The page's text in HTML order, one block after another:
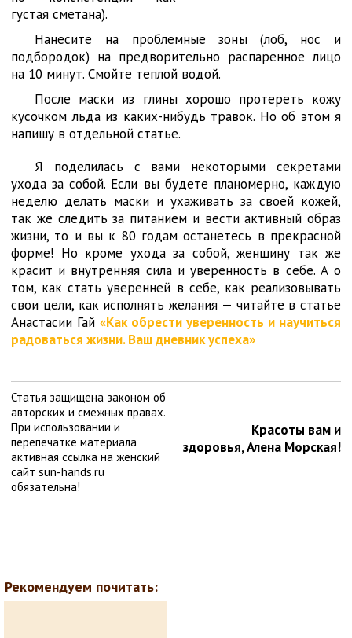
густая сметана).
Нанесите на проблемные зоны (лоб, нос и
подбородок) на предворительно распаренное лицо
на 10 минут. Смойте теплой водой.
После маски из глины хорошо протереть кожу
кусочком льда из каких-нибудь травок. Но об этом я
напишу в отдельной статье.
Я поделилась с вами некоторыми секретами
ухода за собой. Если вы будете планомерно, каждую
неделю делать маски и ухаживать за своей кожей,
так же следить за питанием и вести активный образ
жизни, то и вы к 80 годам останетесь в прекрасной
форме! Но кроме ухода за собой, женщину так же
красит и внутренняя сила и уверенность в себе. А о
том, как стать уверенней в себе, как реализовывать
свои цели, как исполнять желания — читайте в статье
Анастасии Гай «Как обрести уверенность и научиться
радоваться жизни. Ваш дневник успеха»
Статья защищена законом об
авторских и смежных правах.
При использовании и
перепечатке материала
активная ссылка на женский
сайт sun-hands.ru
обязательна!
Красоты вам и
здоровья, Алена Морская!
Рекомендуем почитать: